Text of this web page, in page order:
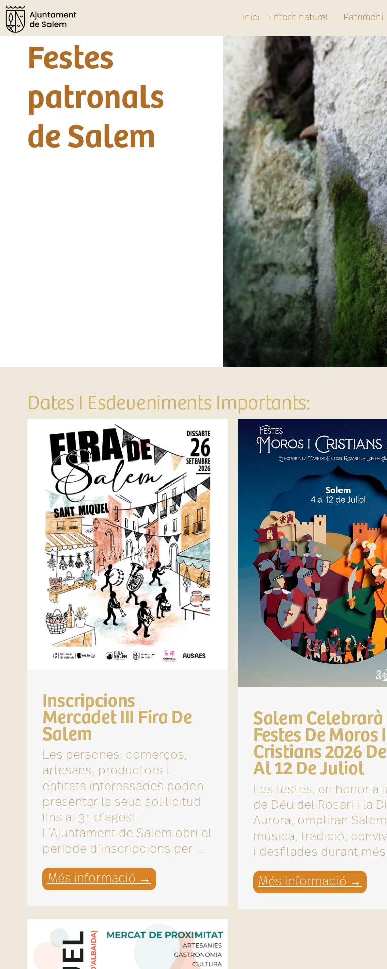
Inici Entorn natural Patrimoni
Festes
patronals
de Salem
Dates I Esdeveniments Importants:
Inscripcions
Mercadet III Fira De
Salem
Les persones, comerços,
artesans, productors i
entitats interessades poden
presentar la seua sol·licitud
fins al 31 d’agost
L’Ajuntament de Salem obri el
període d’inscripcions per ...
Més informació →
Salem Celebrarà
Festes De Moros I
Cristians 2026
Al 12 De Juliol
Les festes, en honor a
de Déu del Rosari i la
Aurora, ompliran
música, tradició,
i desfilades durant més
Més informació →